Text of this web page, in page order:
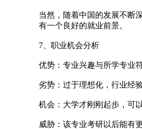
当然，随着中国的发展不断
有一个良好的就业前景。
7、职业机会分析
优势：专业兴趣与所学专业
劣势：过于理想化，行业经验
机会：大学才刚刚起步，可
威胁：该专业考研以后能有